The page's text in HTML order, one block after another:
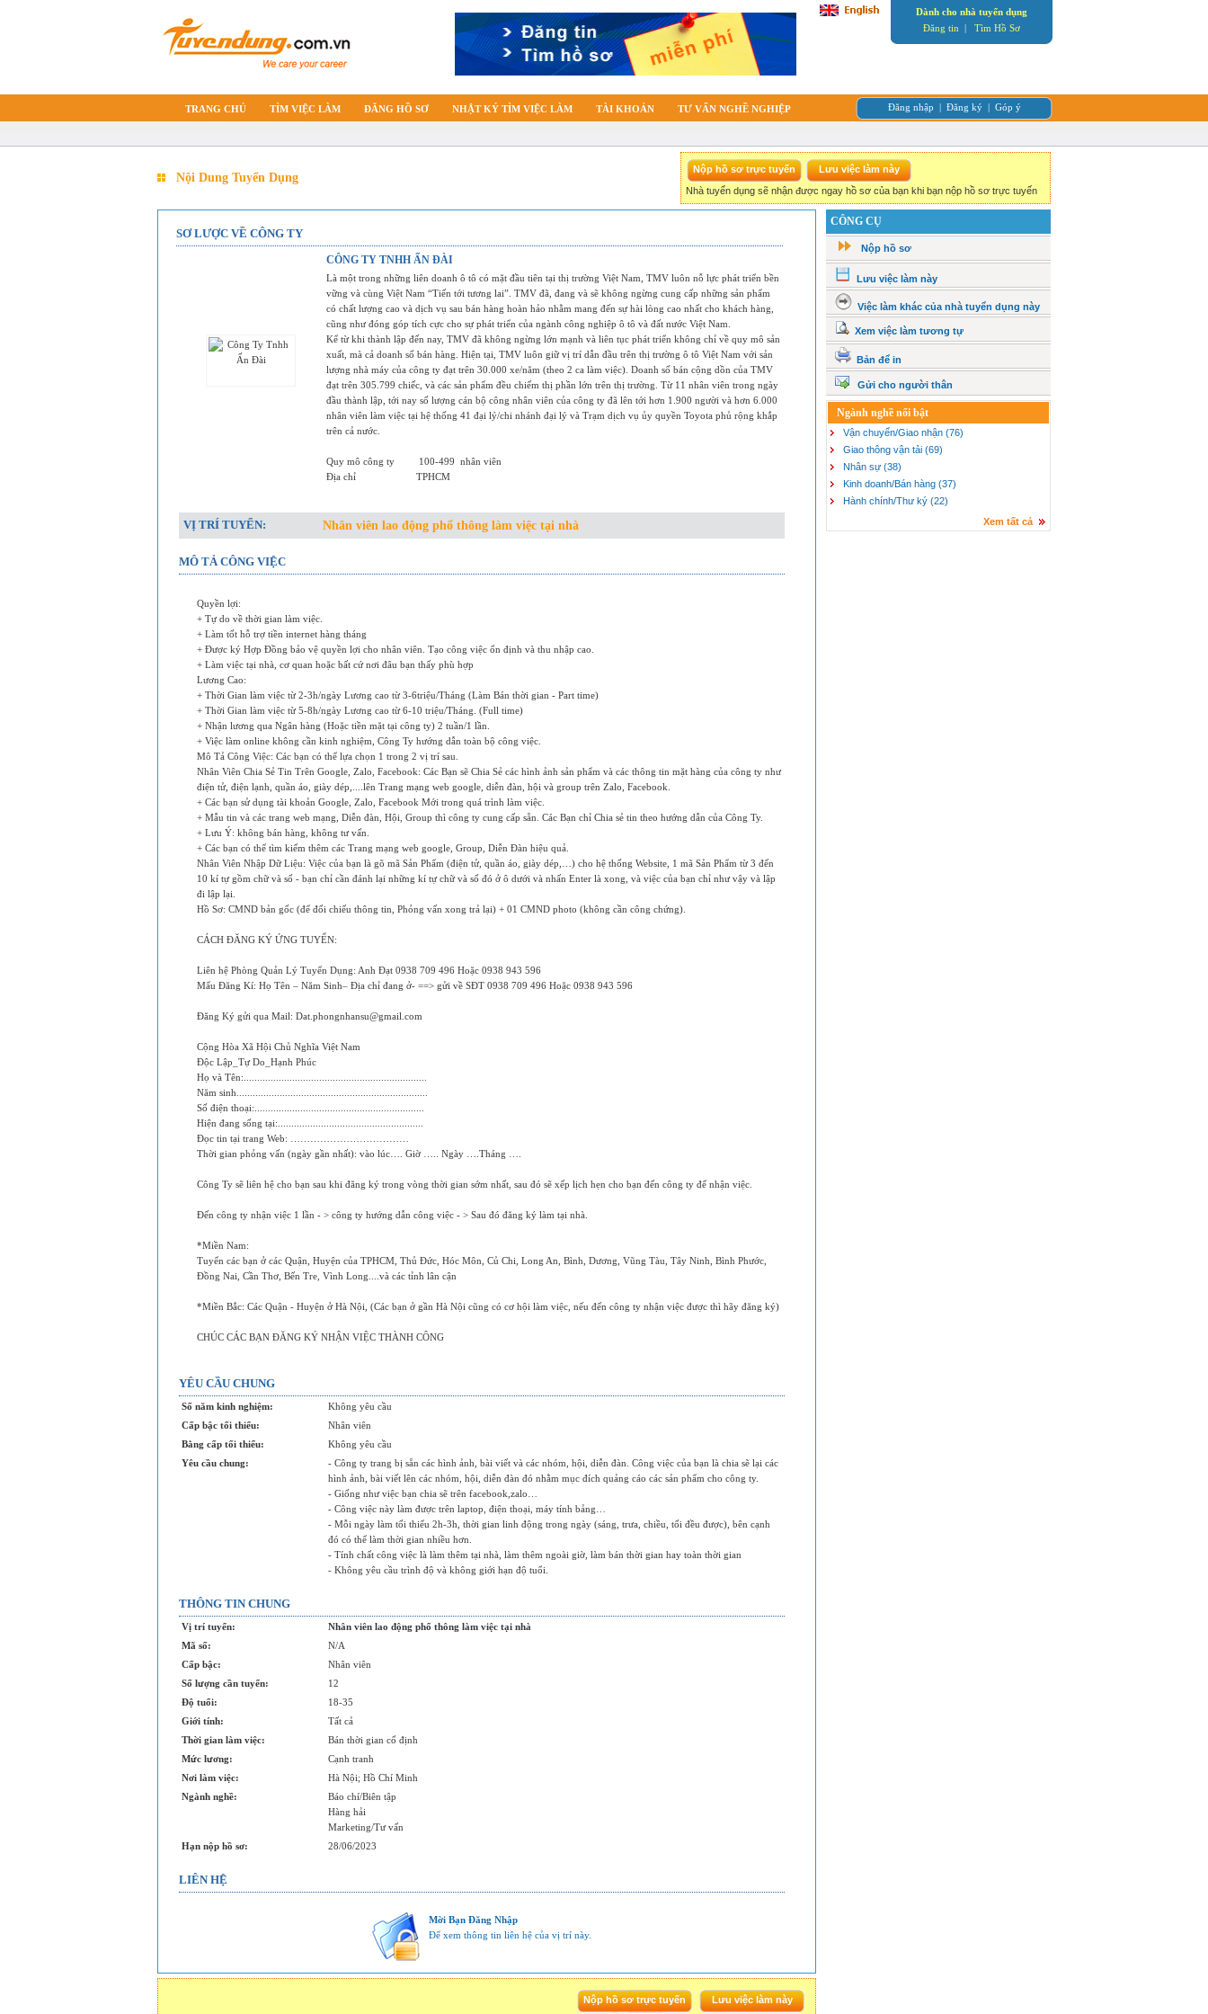
Dành cho nhà tuyển dụng
Đăng tin | Tìm Hồ Sơ
TRANG CHỦ TÌM VIỆC LÀM ĐĂNG HỒ SƠ NHẬT KÝ TÌM VIỆC LÀM TÀI KHOẢN TƯ VẤN NGHỀ NGHIỆP Đăng nhập | Đăng ký | Góp ý
Nội Dung Tuyển Dụng
Nhà tuyển dụng sẽ nhận được ngay hồ sơ của bạn khi bạn nộp hồ sơ trực tuyến
SƠ LƯỢC VỀ CÔNG TY
CÔNG TY TNHH ẤN ĐÀI
Là một trong những liên doanh ô tô có mặt đầu tiên tại thị trường Việt Nam, TMV luôn nỗ lực phát triển bền
vững và cùng Việt Nam “Tiến tới tương lai”. TMV đã, đang và sẽ không ngừng cung cấp những sản phẩm
có chất lượng cao và dịch vụ sau bán hàng hoàn hảo nhằm mang đến sự hài lòng cao nhất cho khách hàng,
cũng như đóng góp tích cực cho sự phát triển của ngành công nghiệp ô tô và đất nước Việt Nam.
Kể từ khi thành lập đến nay, TMV đã không ngừng lớn mạnh và liên tục phát triển không chỉ về quy mô sản
xuất, mà cả doanh số bán hàng. Hiện tại, TMV luôn giữ vị trí dẫn đầu trên thị trường ô tô Việt Nam với sản
lượng nhà máy của công ty đạt trên 30.000 xe/năm (theo 2 ca làm việc). Doanh số bán cộng dồn của TMV
đạt trên 305.799 chiếc, và các sản phẩm đều chiếm thị phần lớn trên thị trường. Từ 11 nhân viên trong ngày
đầu thành lập, tới nay số lượng cán bộ công nhân viên của công ty đã lên tới hơn 1.900 người và hơn 6.000
nhân viên làm việc tại hệ thống 41 đại lý/chi nhánh đại lý và Trạm dịch vụ ủy quyền Toyota phủ rộng khắp
trên cả nước.
Quy mô công ty 100-499 nhân viên
Địa chỉ
TPHCM
VỊ TRÍ TUYỂN: Nhân viên lao động phổ thông làm việc tại nhà
MÔ TẢ CÔNG VIỆC
Quyền lợi:
+ Tự do về thời gian làm việc.
+ Làm tốt hỗ trợ tiền internet hàng tháng
+ Được ký Hợp Đồng bảo vệ quyền lợi cho nhân viên. Tạo công việc ổn định và thu nhập cao.
+ Làm việc tại nhà, cơ quan hoặc bất cứ nơi đâu bạn thấy phù hợp
Lương Cao:
+ Thời Gian làm việc từ 2-3h/ngày Lương cao từ 3-6triệu/Tháng (Làm Bán thời gian - Part time)
+ Thời Gian làm việc từ 5-8h/ngày Lương cao từ 6-10 triệu/Tháng. (Full time)
+ Nhận lương qua Ngân hàng (Hoặc tiền mặt tại công ty) 2 tuần/1 lần.
+ Việc làm online không cần kinh nghiệm, Công Ty hướng dẫn toàn bộ công việc.
Mô Tả Công Việc: Các bạn có thể lựa chọn 1 trong 2 vị trí sau.
Nhân Viên Chia Sẻ Tin Trên Google, Zalo, Facebook: Các Bạn sẽ Chia Sẻ các hình ảnh sản phẩm và các thông tin mặt hàng của công ty như
điện tử, điện lạnh, quần áo, giày dép,....lên Trang mạng web google, diễn đàn, hội và group trên Zalo, Facebook.
+ Các bạn sử dụng tài khoản Google, Zalo, Facebook Mới trong quá trình làm việc.
+ Mẫu tin và các trang web mạng, Diễn đàn, Hội, Group thì công ty cung cấp sẵn. Các Bạn chỉ Chia sẻ tin theo hướng dẫn của Công Ty.
+ Lưu Ý: không bán hàng, không tư vấn.
+ Các bạn có thể tìm kiếm thêm các Trang mạng web google, Group, Diễn Đàn hiệu quả.
Nhân Viên Nhập Dữ Liệu: Việc của bạn là gõ mã Sản Phẩm (điện tử, quần áo, giày dép,…) cho hệ thống Website, 1 mã Sản Phẩm từ 3 đến
10 kí tự gồm chữ và số - bạn chỉ cần đánh lại những kí tự chữ và số đó ở ô dưới và nhấn Enter là xong, và việc của bạn chỉ như vậy và lập
đi lập lại.
Hồ Sơ: CMND bản gốc (để đối chiếu thông tin, Phỏng vấn xong trả lại) + 01 CMND photo (không cần công chứng).
CÁCH ĐĂNG KÝ ỨNG TUYỂN:
Liên hệ Phòng Quản Lý Tuyển Dụng: Anh Đạt 0938 709 496 Hoặc 0938 943 596
Mẩu Đăng Kí: Họ Tên – Năm Sinh– Địa chỉ đang ở- ==> gửi về SĐT 0938 709 496 Hoặc 0938 943 596
Đăng Ký gửi qua Mail: Dat.phongnhansu@gmail.com
Cộng Hòa Xã Hội Chủ Nghĩa Việt Nam
Độc Lập_Tự Do_Hạnh Phúc
Họ và Tên:....................................................................
Năm sinh.......................................................................
Số điện thoại:...............................................................
Hiện đang sống tại:......................................................
Đọc tin tại trang Web: ………………………………
Thời gian phỏng vấn (ngày gần nhất): vào lúc…. Giờ ….. Ngày ….Tháng ….
Công Ty sẽ liên hệ cho bạn sau khi đăng ký trong vòng thời gian sớm nhất, sau đó sẽ xếp lịch hẹn cho bạn đến công ty để nhận việc.
Đến công ty nhận việc 1 lần - > công ty hướng dẫn công việc - > Sau đó đăng ký làm tại nhà.
*Miền Nam:
Tuyển các bạn ở các Quận, Huyện của TPHCM, Thủ Đức, Hóc Môn, Củ Chi, Long An, Bình, Dương, Vũng Tàu, Tây Ninh, Bình Phước,
Đồng Nai, Cần Thơ, Bến Tre, Vình Long....và các tỉnh lân cận
*Miền Bắc: Các Quận - Huyện ở Hà Nội, (Các bạn ở gần Hà Nội cũng có cơ hội làm việc, nếu đến công ty nhận việc được thì hãy đăng ký)
CHÚC CÁC BẠN ĐĂNG KÝ NHẬN VIỆC THÀNH CÔNG
YÊU CẦU CHUNG
Số năm kinh nghiệm:
Không yêu cầu
Cấp bậc tối thiểu:
Nhân viên
Bằng cấp tối thiểu:
Không yêu cầu
Yêu cầu chung:
- Công ty trang bị sẵn các hình ảnh, bài viết và các nhóm, hội, diễn đàn. Công việc của bạn là chia sẽ lại các
hình ảnh, bài viết lên các nhóm, hội, diễn đàn đó nhằm mục đích quảng cáo các sản phẩm cho công ty.
- Giống như việc bạn chia sẽ trên facebook,zalo…
- Công việc này làm được trên laptop, điện thoại, máy tính bảng…
- Mỗi ngày làm tối thiểu 2h-3h, thời gian linh động trong ngày (sáng, trưa, chiều, tối đều được), bên cạnh
đó có thể làm thời gian nhiều hơn.
- Tính chất công việc là làm thêm tại nhà, làm thêm ngoài giờ, làm bán thời gian hay toàn thời gian
- Không yêu cầu trình độ và không giới hạn độ tuổi.
THÔNG TIN CHUNG
Vị trí tuyển:
Nhân viên lao động phổ thông làm việc tại nhà
Mã số:
N/A
Cấp bậc:
Nhân viên
Số lượng cần tuyển:
12
Độ tuổi:
18-35
Giới tính:
Tất cả
Thời gian làm việc:
Bán thời gian cố định
Mức lương:
Cạnh tranh
Nơi làm việc:
Hà Nội; Hồ Chí Minh
Ngành nghề:
Báo chí/Biên tập
Hàng hải
Marketing/Tư vấn
Hạn nộp hồ sơ:
28/06/2023
LIÊN HỆ
Mời Bạn Đăng Nhập
Để xem thông tin liên hệ của vị trí này.
CÔNG CỤ
Nộp hồ sơ
Lưu việc làm này
Việc làm khác của nhà tuyển dụng này
Xem việc làm tương tự
Bản để in
Gửi cho người thân
Ngành nghề nổi bật
Vận chuyển/Giao nhận (76)
Giao thông vận tải (69)
Nhân sự (38)
Kinh doanh/Bán hàng (37)
Hành chính/Thư ký (22)
Xem tất cả